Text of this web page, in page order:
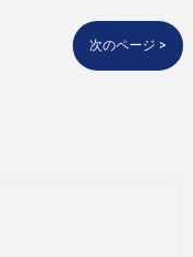
次のページ >